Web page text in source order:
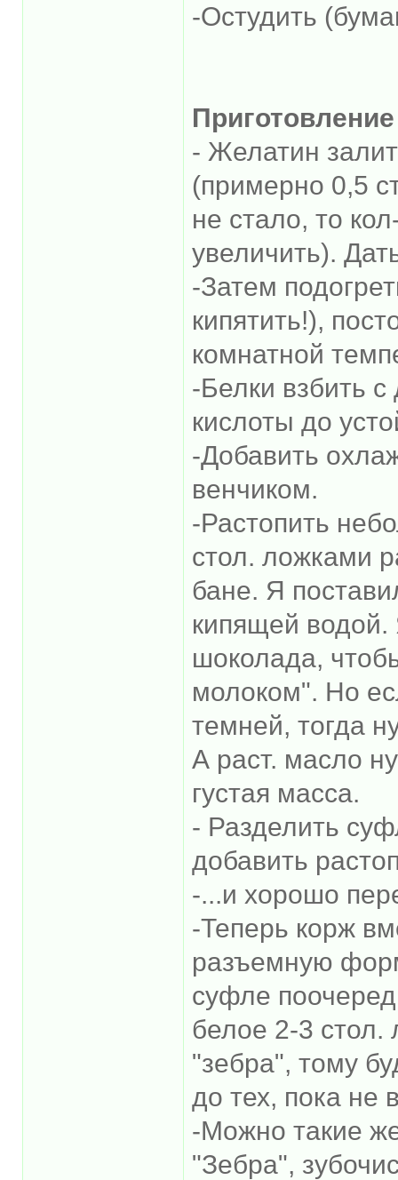
-Остудить
- Желатин
(примерно 0,5
не стало, то
увеличить).
-Затем
кипятить!),
комнатной
-Белки взбить
кислоты до
-Добавить
венчиком.
-Растопить
стол. ложками
бане. Я
кипящей водой.
шоколада,
молоком". Но
темней, тогда
А раст. масло
густая масса.
- Разделить
добавить
-...и хорошо
-Теперь корж
разъемную
суфле
белое 2-3 стол.
"зебра", тому
до тех, пока
-Можно такие
"Зебра",